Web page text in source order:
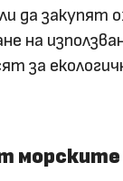
да закупят
на
за
морските